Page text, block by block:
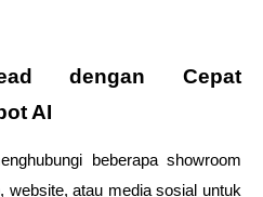
dengan Cepat
AI
beberapa showroom
website, atau media sosial untuk